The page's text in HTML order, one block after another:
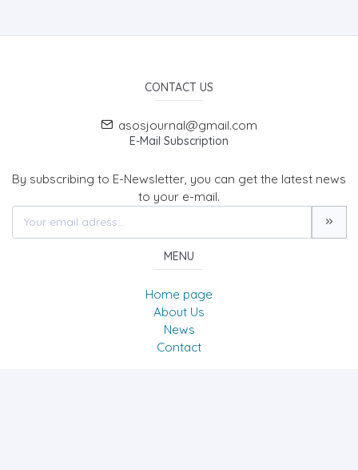
CONTACT US
asosjournal@gmail.com
E-Mail Subscription
By subscribing to E-Newsletter, you can get the latest news
to your e-mail.
MENU
Home page
About Us
News
Contact